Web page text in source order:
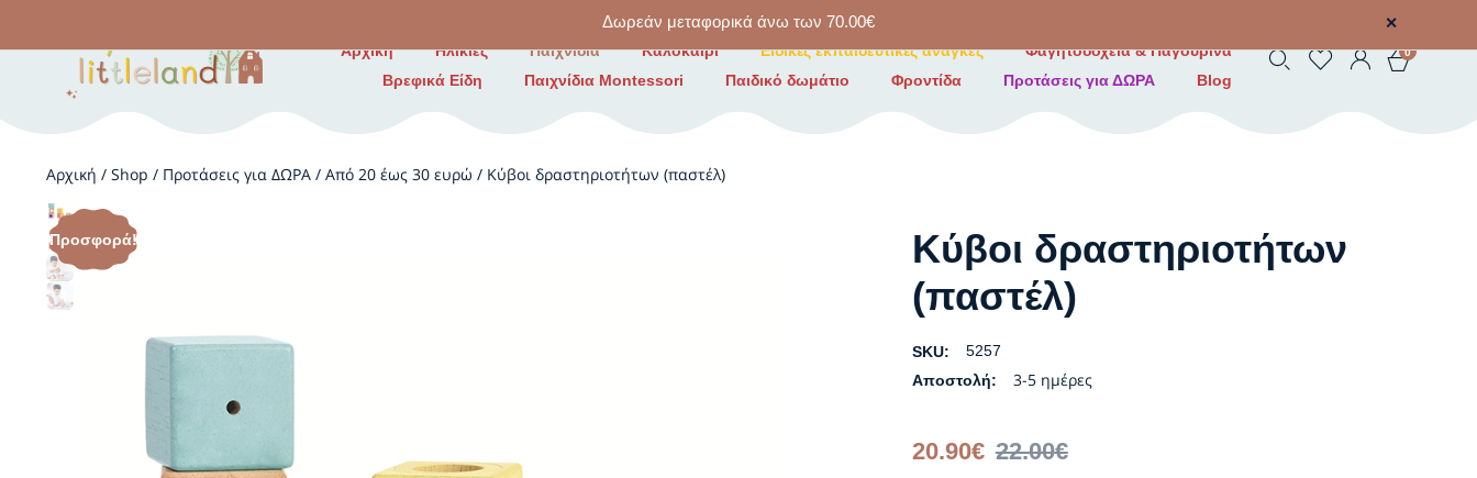
Δωρεάν μεταφορικά άνω των 70.00€
✕
Αρχική
Ηλικίες Παιχνίδια Καλοκαίρι Ειδικές εκπαιδευτικές ανάγκες
Φαγητοδοχεία & Παγουρίνα
Βρεφικά Είδη
Παιχνίδια Montessori Παιδικό δωμάτιο Φροντίδα Προτάσεις για ΔΩΡΑ Blog
0
Αρχική / Shop / Προτάσεις για ΔΩΡΑ / Από 20 έως 30 ευρώ / Κύβοι δραστηριοτήτων (παστέλ)
Προσφορά!
Κύβοι δραστηριοτήτων
(παστέλ)
SKU:
5257
Αποστολή:
3-5 ημέρες
22.00€
20.90€